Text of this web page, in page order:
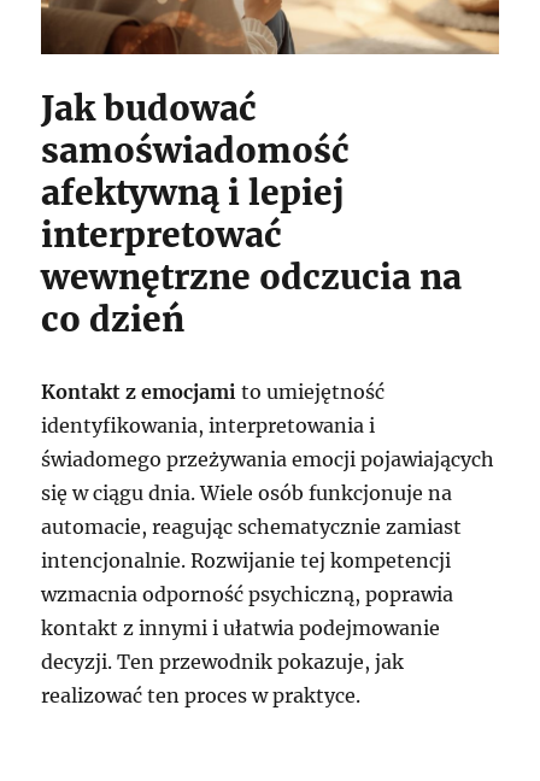
Jak budować
samoświadomość
afektywną i lepiej
interpretować
wewnętrzne odczucia na
co dzień
Kontakt z emocjami to umiejętność
identyfikowania, interpretowania i
świadomego przeżywania emocji pojawiających
się w ciągu dnia. Wiele osób funkcjonuje na
automacie, reagując schematycznie zamiast
intencjonalnie. Rozwijanie tej kompetencji
wzmacnia odporność psychiczną, poprawia
kontakt z innymi i ułatwia podejmowanie
decyzji. Ten przewodnik pokazuje, jak
realizować ten proces w praktyce.